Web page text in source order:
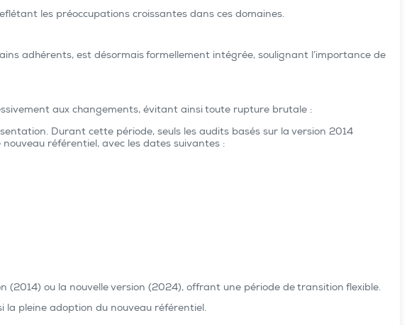
les préoccupations croissantes dans ces domaines.
adhérents, est désormais formellement intégrée, soulignant l’importance de
aux changements, évitant ainsi toute rupture brutale :
Durant cette période, seuls les audits basés sur la version 2014
référentiel, avec les dates suivantes :
(2014) ou la nouvelle version (2024), offrant une période de transition flexible.
la pleine adoption du nouveau référentiel.